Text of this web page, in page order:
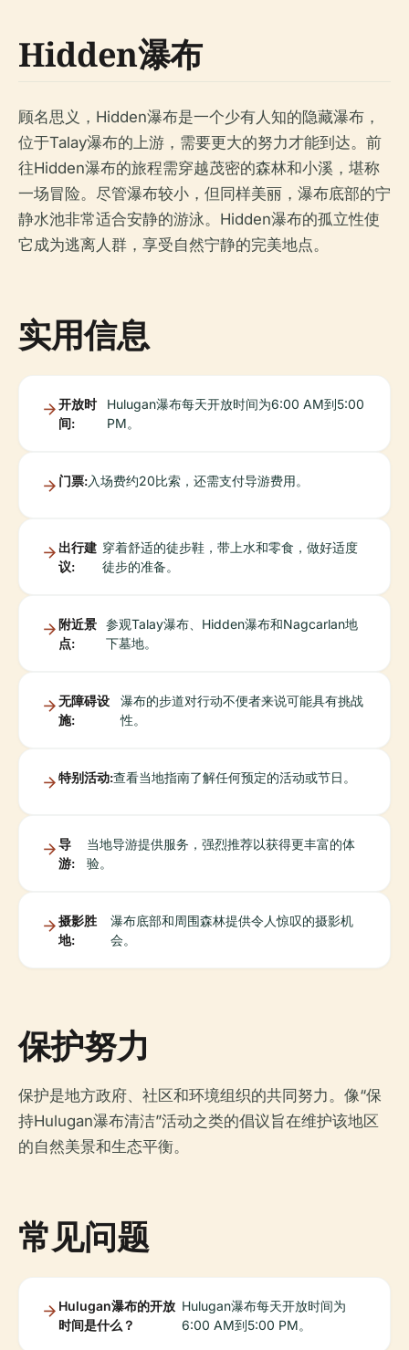
Hidden瀑布
顾名思义，Hidden瀑布是一个少有人知的隐藏瀑布，
位于Talay瀑布的上游，需要更大的努力才能到达。前
往Hidden瀑布的旅程需穿越茂密的森林和小溪，堪称
一场冒险。尽管瀑布较小，但同样美丽，瀑布底部的宁
静水池非常适合安静的游泳。Hidden瀑布的孤立性使
它成为逃离人群，享受自然宁静的完美地点。
实用信息
开放时
间:
Hulugan瀑布每天开放时间为6:00 AM到5:00
PM。
门票:入场费约20比索，还需支付导游费用。
出行建
议:
穿着舒适的徒步鞋，带上水和零食，做好适度
徒步的准备。
附近景
点:
参观Talay瀑布、Hidden瀑布和Nagcarlan地
下墓地。
无障碍设
施:
瀑布的步道对行动不便者来说可能具有挑战
性。
特别活动:查看当地指南了解任何预定的活动或节日。
导
游:
当地导游提供服务，强烈推荐以获得更丰富的体
验。
摄影胜
地:
瀑布底部和周围森林提供令人惊叹的摄影机
会。
保护努力
保护是地方政府、社区和环境组织的共同努力。像“保
持Hulugan瀑布清洁”活动之类的倡议旨在维护该地区
的自然美景和生态平衡。
常见问题
Hulugan瀑布的开放
时间是什么？
Hulugan瀑布每天开放时间为
6:00 AM到5:00 PM。